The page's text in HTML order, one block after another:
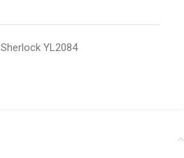
Sherlock YL2084